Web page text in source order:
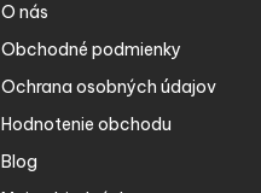
O nás
Obchodné podmienky
Ochrana osobných údajov
Hodnotenie obchodu
Blog